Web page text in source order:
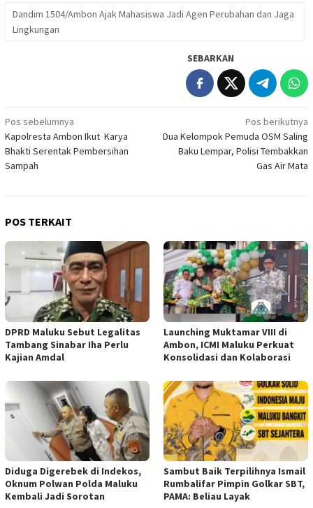
Dandim 1504/Ambon Ajak Mahasiswa Jadi Agen Perubahan dan Jaga
Lingkungan
SEBARKAN
Navigasi
pos
Pos sebelumnya
Kapolresta Ambon Ikut Karya
Bhakti Serentak Pembersihan
Sampah
Pos berikutnya
Dua Kelompok Pemuda OSM Saling
Baku Lempar, Polisi Tembakkan
Gas Air Mata
POS TERKAIT
DPRD Maluku Sebut Legalitas
Tambang Sinabar Iha Perlu
Kajian Amdal
Launching Muktamar VIII di
Ambon, ICMI Maluku Perkuat
Konsolidasi dan Kolaborasi
Diduga Digerebek di Indekos,
Oknum Polwan Polda Maluku
Kembali Jadi Sorotan
Sambut Baik Terpilihnya Ismail
Rumbalifar Pimpin Golkar SBT,
PAMA: Beliau Layak